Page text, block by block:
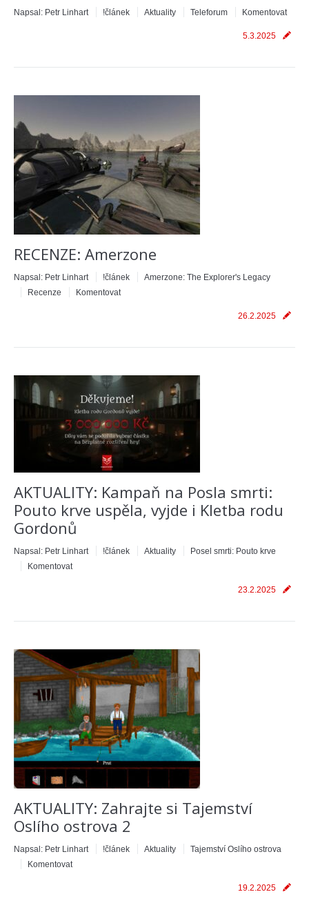
Napsal: Petr Linhart !článek Aktuality Teleforum Komentovat
5.3.2025
RECENZE: Amerzone
Napsal: Petr Linhart !článek
Amerzone: The Explorer's Legacy
Recenze
Komentovat
26.2.2025
AKTUALITY: Kampaň na Posla smrti:
Pouto krve uspěla, vyjde i Kletba rodu
Gordonů
Napsal: Petr Linhart !článek Aktuality
Posel smrti: Pouto krve
Komentovat
23.2.2025
AKTUALITY: Zahrajte si Tajemství
Oslího ostrova 2
Napsal: Petr Linhart !článek Aktuality
Tajemství Oslího ostrova
Komentovat
19.2.2025